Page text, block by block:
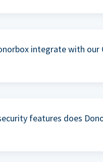
integrate with our
features does